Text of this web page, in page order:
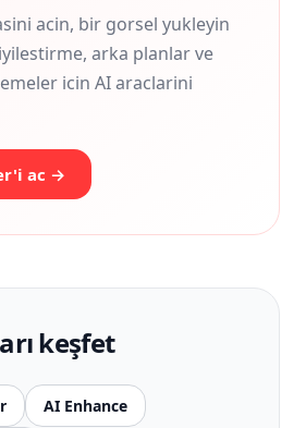
acin, bir gorsel yukleyin
arka planlar ve
icin AI araclarini
ac →
keşfet
AI Enhance